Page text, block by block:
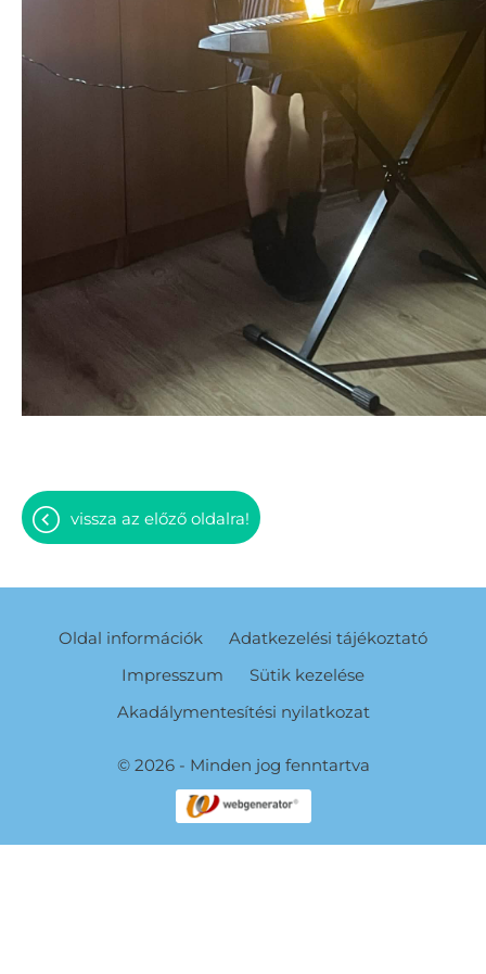
vissza az előző oldalra!
© 2026 - Minden jog fenntartva
Oldal információk
Adatkezelési tájékoztató
Impresszum
Sütik kezelése
Akadálymentesítési nyilatkozat